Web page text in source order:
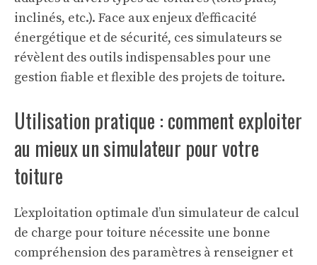
inclinés, etc.). Face aux enjeux d’efficacité
énergétique et de sécurité, ces simulateurs se
révèlent des outils indispensables pour une
gestion fiable et flexible des projets de toiture.
Utilisation pratique : comment exploiter
au mieux un simulateur pour votre
toiture
L’exploitation optimale d’un simulateur de calcul
de charge pour toiture nécessite une bonne
compréhension des paramètres à renseigner et